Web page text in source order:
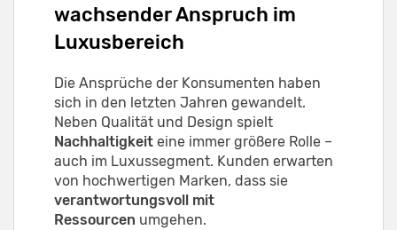
wachsender Anspruch im
Luxusbereich
Die Ansprüche der Konsumenten haben
sich in den letzten Jahren gewandelt.
Neben Qualität und Design spielt
Nachhaltigkeit eine immer größere Rolle –
auch im Luxussegment. Kunden erwarten
von hochwertigen Marken, dass sie
verantwortungsvoll mit
Ressourcen umgehen.